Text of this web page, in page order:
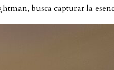
busca capturar la